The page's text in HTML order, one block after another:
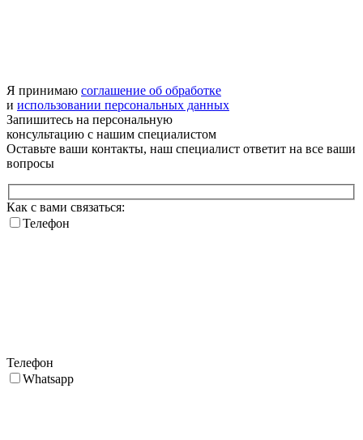
Я принимаю соглашение об обработке
и использовании персональных данных
Запишитесь на персональную
консультацию с нашим специалистом
Оставьте ваши контакты, наш специалист ответит на все ваши
вопросы
Как с вами связаться:
Телефон
Телефон
Whatsapp